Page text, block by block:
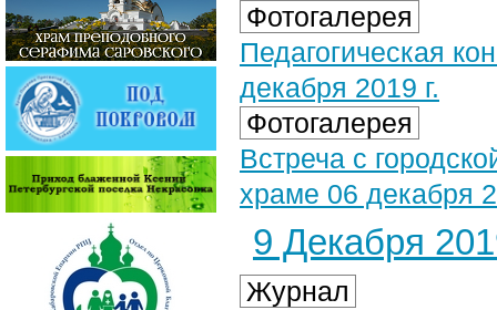
Фотогалерея
Педагогическая
декабря 2019 г.
Фотогалерея
Встреча с
храме 06 декабря
9 Декабря
Журнал